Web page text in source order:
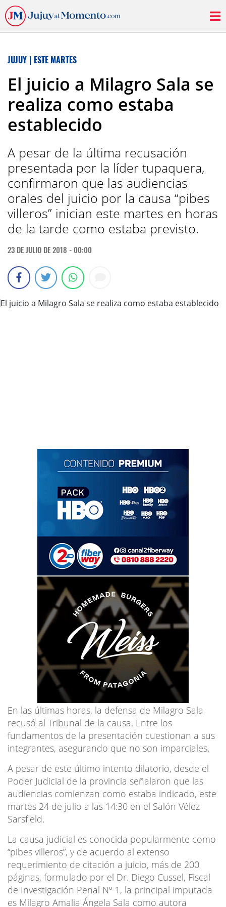
JUJUY | ESTE MARTES
El juicio a Milagro Sala se
realiza como estaba
establecido
A pesar de la última recusación
presentada por la líder tupaquera,
confirmaron que las audiencias
orales del juicio por la causa “pibes
villeros” inician este martes en horas
de la tarde como estaba previsto.
23 DE JULIO DE 2018 - 00:00
En las últimas horas, la defensa de Milagro Sala
recusó al Tribunal de la causa. Entre los
fundamentos de la presentación cuestionan a sus
integrantes, asegurando que no son imparciales.
A pesar de este último intento dilatorio, desde el
Poder Judicial de la provincia señalaron que las
audiencias comienzan como estaba indicado, este
martes 24 de julio a las 14:30 en el Salón Vélez
Sarsfield.
La causa judicial es conocida popularmente como
“pibes villeros”, y de acuerdo al extenso
requerimiento de citación a juicio, más de 200
páginas, formulado por el Dr. Diego Cussel, Fiscal
de Investigación Penal Nº 1, la principal imputada
es Milagro Amalia Ángela Sala como autora